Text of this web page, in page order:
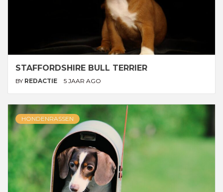
STAFFORDSHIRE BULL TERRIER
BY REDACTIE 5 JAAR AGO
HONDENRASSEN